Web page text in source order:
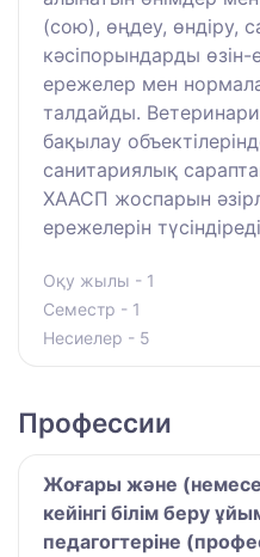
(сою), өңдеу, өндіру,
кәсіпорындарды өзін-
ережелер мен
талдайды.
бақылау
санитариялық
ХААСП жоспарын
ережелерін
Оқу жылы - 1
Семестр - 1
Несиелер - 5
Профессии
Жоғары және
кейінгі білім беру
педагогтеріне